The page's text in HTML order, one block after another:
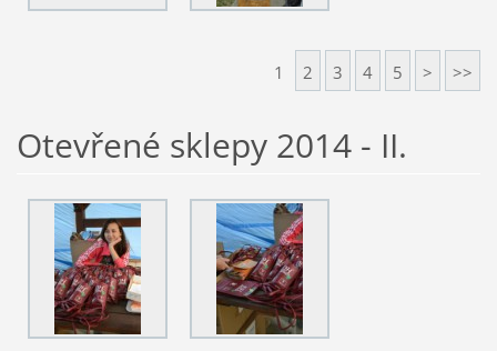
1 2 3 4 5 > >>
Otevřené sklepy 2014 - II.